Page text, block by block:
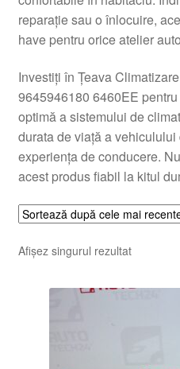
Plățile
Politică de confidențialitate
Procedura de reclamație
Termeni si conditii
reparație sau o înlocuire,
have pentru orice atelier
Investiți în Țeava
9645946180 6460EE
optimă a sistemului de
durata de viață a
experiența de conducere.
acest produs fiabil la kitul
Afișez singurul rezultat